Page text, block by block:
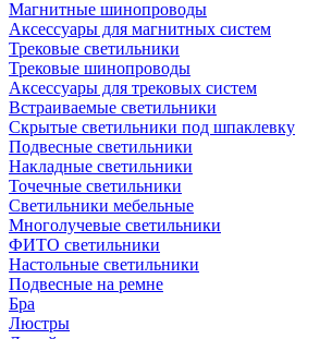
Магнитные шинопроводы
Аксессуары для магнитных систем
Трековые светильники
Трековые шинопроводы
Аксессуары для трековых систем
Встраиваемые светильники
Скрытые светильники под шпаклевку
Подвесные светильники
Накладные светильники
Точечные светильники
Светильники мебельные
Многолучевые светильники
ФИТО светильники
Настольные светильники
Подвесные на ремне
Бра
Люстры